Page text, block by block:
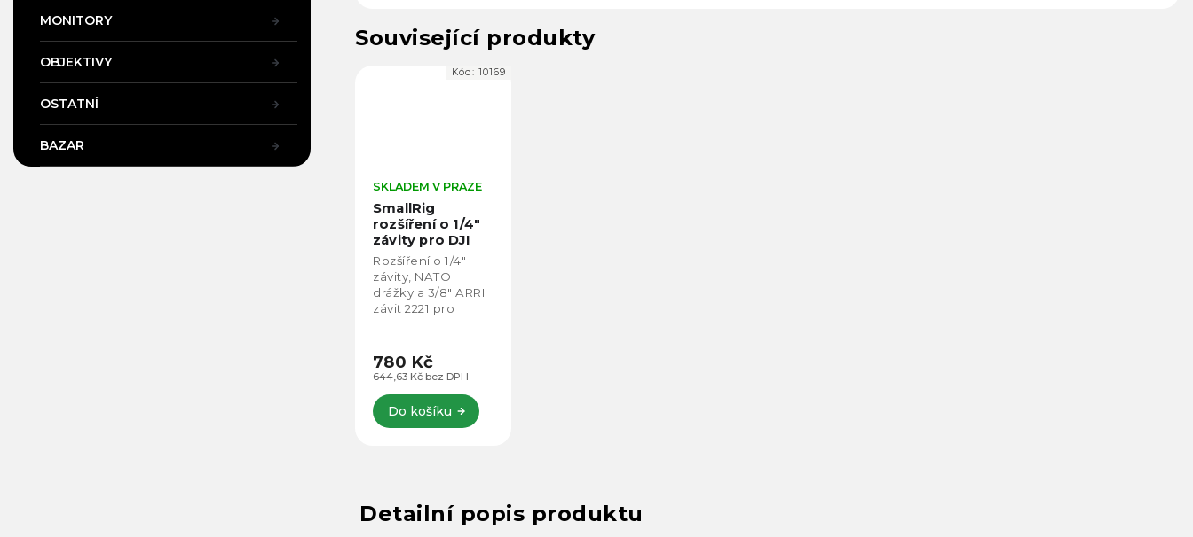
MONITORY
OBJEKTIVY
OSTATNÍ
BAZAR
Související produkty
SmallRig
rozšíření o 1/4"
závity pro DJI
Ronin-S 2221B
SKLADEM V PRAZE
644,63 Kč bez DPH
780 Kč
Do košíku
Rozšíření o 1/4"
závity, NATO
drážky a 3/8" ARRI
závit 2221 pro
SmallRig.
Kód: 10169
Detailní popis produktu